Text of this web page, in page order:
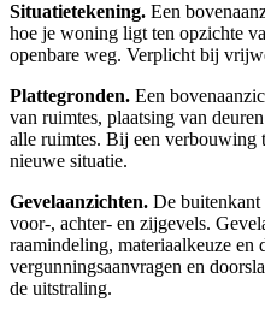
Situatietekening. Een
hoe je woning ligt ten opzichte
openbare weg. Verplicht bij
Plattegronden. Een
van ruimtes, plaatsing van
alle ruimtes. Bij een verbouwing
nieuwe situatie.
Gevelaanzichten. De
voor-, achter- en zijgevels.
raamindeling, materiaalkeuze
vergunningsaanvragen en
de uitstraling.